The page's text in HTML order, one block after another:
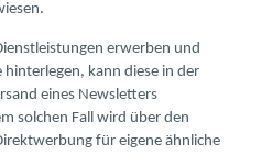
erwerben und
hinterlegen, kann diese in der
eines Newsletters
solchen Fall wird über den
für eigene ähnliche